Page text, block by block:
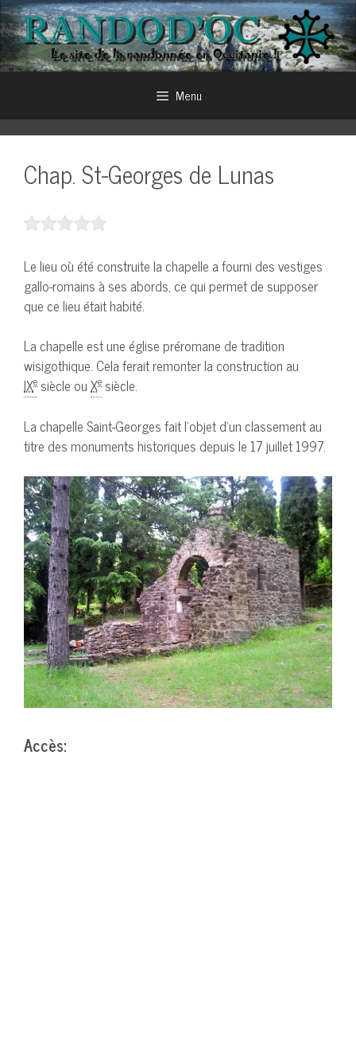
Aller
au
contenu
Menu
Chap. St-Georges de Lunas
Le lieu où été construite la chapelle a fourni des vestiges
gallo-romains à ses abords, ce qui permet de supposer
que ce lieu était habité.
La chapelle est une église préromane de tradition
wisigothique. Cela ferait remonter la construction au
IXe siècle ouXe siècle.
La chapelle Saint-Georges fait l’objet d’un classement au
titre des monuments historiques depuis le 17 juillet 1997.
Accès: